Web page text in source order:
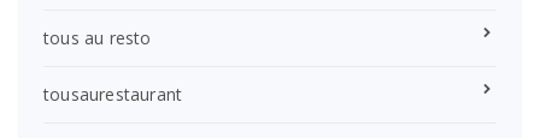
tous au resto
tousaurestaurant